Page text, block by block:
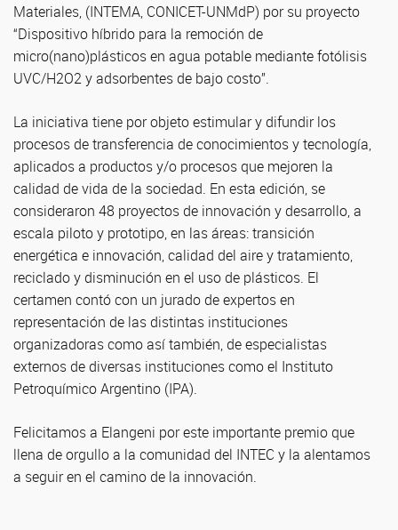
Materiales, (INTEMA, CONICET-UNMdP) por su proyecto
“Dispositivo híbrido para la remoción de
micro(nano)plásticos en agua potable mediante fotólisis
UVC/H2O2 y adsorbentes de bajo costo”.
La iniciativa tiene por objeto estimular y difundir los
procesos de transferencia de conocimientos y tecnología,
aplicados a productos y/o procesos que mejoren la
calidad de vida de la sociedad. En esta edición, se
consideraron 48 proyectos de innovación y desarrollo, a
escala piloto y prototipo, en las áreas: transición
energética e innovación, calidad del aire y tratamiento,
reciclado y disminución en el uso de plásticos. El
certamen contó con un jurado de expertos en
representación de las distintas instituciones
organizadoras como así también, de especialistas
externos de diversas instituciones como el Instituto
Petroquímico Argentino (IPA).
Felicitamos a Elangeni por este importante premio que
llena de orgullo a la comunidad del INTEC y la alentamos
a seguir en el camino de la innovación.